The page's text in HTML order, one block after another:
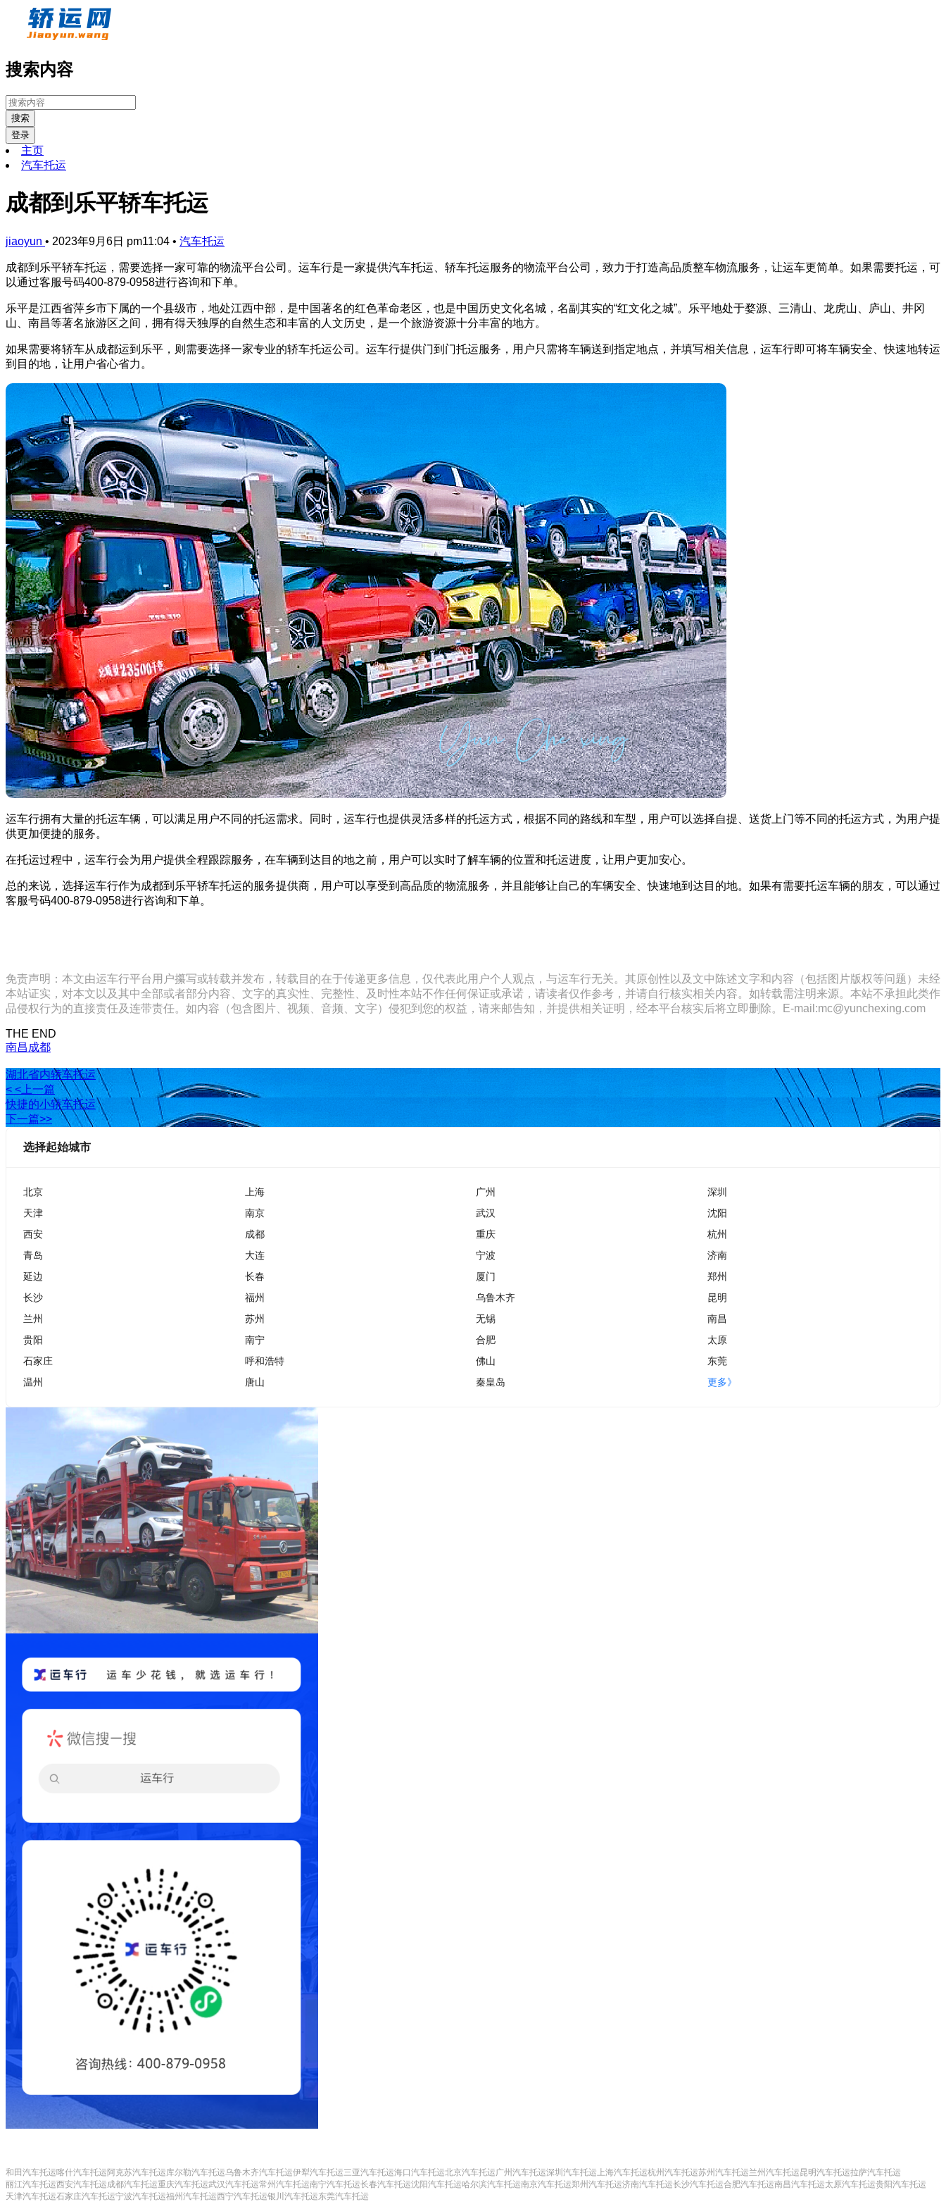
搜索内容
搜索
登录
主页
汽车托运
成都到乐平轿车托运
jiaoyun • 2023年9月6日 pm11:04 • 汽车托运
成都到乐平轿车托运，需要选择一家可靠的物流平台公司。运车行是一家提供汽车托运、轿车托运服务的物流平台公司，致力于打造高品质整车物流服务，让运车更简单。如果需要托运，可
以通过客服号码400-879-0958进行咨询和下单。
乐平是江西省萍乡市下属的一个县级市，地处江西中部，是中国著名的红色革命老区，也是中国历史文化名城，名副其实的“红文化之城”。乐平地处于婺源、三清山、龙虎山、庐山、井冈
山、南昌等著名旅游区之间，拥有得天独厚的自然生态和丰富的人文历史，是一个旅游资源十分丰富的地方。
如果需要将轿车从成都运到乐平，则需要选择一家专业的轿车托运公司。运车行提供门到门托运服务，用户只需将车辆送到指定地点，并填写相关信息，运车行即可将车辆安全、快速地转运
到目的地，让用户省心省力。
运车行拥有大量的托运车辆，可以满足用户不同的托运需求。同时，运车行也提供灵活多样的托运方式，根据不同的路线和车型，用户可以选择自提、送货上门等不同的托运方式，为用户提
供更加便捷的服务。
在托运过程中，运车行会为用户提供全程跟踪服务，在车辆到达目的地之前，用户可以实时了解车辆的位置和托运进度，让用户更加安心。
总的来说，选择运车行作为成都到乐平轿车托运的服务提供商，用户可以享受到高品质的物流服务，并且能够让自己的车辆安全、快速地到达目的地。如果有需要托运车辆的朋友，可以通过
客服号码400-879-0958进行咨询和下单。
免责声明：本文由运车行平台用户攥写或转载并发布，转载目的在于传递更多信息，仅代表此用户个人观点，与运车行无关。其原创性以及文中陈述文字和内容（包括图片版权等问题）未经
本站证实，对本文以及其中全部或者部分内容、文字的真实性、完整性、及时性本站不作任何保证或承诺，请读者仅作参考，并请自行核实相关内容。如转载需注明来源。本站不承担此类作
品侵权行为的直接责任及连带责任。如内容（包含图片、视频、音频、文字）侵犯到您的权益，请来邮告知，并提供相关证明，经本平台核实后将立即删除。E-mail:mc@yunchexing.com
THE END
南昌 成都
湖北省内轿车托运
< <上一篇
快捷的小轿车托运
下一篇>>
选择起始城市
北京 上海 广州
深圳
天津
南京 武汉
沈阳
西安
成都 重庆
杭州
青岛
大连 宁波
济南
延边
长春 厦门
郑州
长沙
福州 乌鲁木齐
昆明
兰州
苏州 无锡
南昌
贵阳
南宁 合肥
太原
石家庄
呼和浩特 佛山
东莞
温州
唐山 秦皇岛 更多》
和田汽车托运喀什汽车托运阿克苏汽车托运库尔勒汽车托运乌鲁木齐汽车托运伊犁汽车托运三亚汽车托运海口汽车托运北京汽车托运广州汽车托运深圳汽车托运 上海汽车托运杭州汽车托运苏州汽车托运兰州汽车托运昆明汽车托运拉萨汽车托运
丽江汽车托运西安汽车托运成都汽车托运重庆汽车托运武汉汽车托运常州汽车托运南宁汽车托运长春汽车托运沈阳汽车托运哈尔滨汽车托运南京汽车托运郑州汽车托运济南汽车托运长沙汽车托运合肥汽车托运南昌汽车托运太原汽车托运贵阳汽车托运
天津汽车托运石家庄汽车托运宁波汽车托运福州汽车托运西宁汽车托运银川汽车托运东莞汽车托运